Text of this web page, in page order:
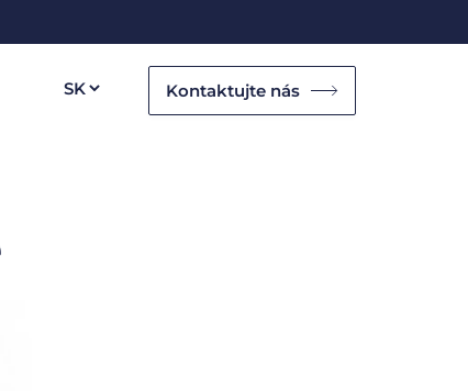
Kontaktujte nás